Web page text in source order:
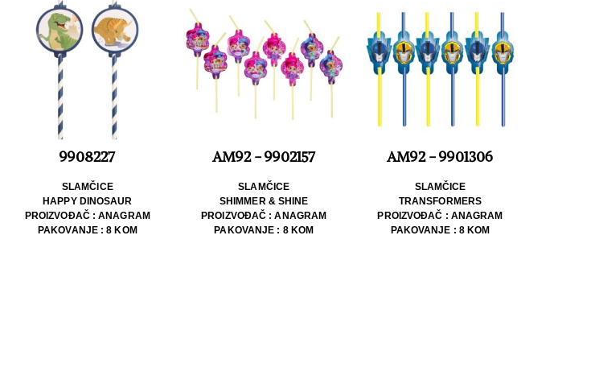
9908227
SLAMČICE
HAPPY DINOSAUR
PROIZVOĐAČ : ANAGRAM
PAKOVANJE : 8 KOM
AM92 - 9902157
SLAMČICE
SHIMMER & SHINE
PROIZVOĐAČ : ANAGRAM
PAKOVANJE : 8 KOM
AM92 - 9901306
SLAMČICE
TRANSFORMERS
PROIZVOĐAČ : ANAGRAM
PAKOVANJE : 8 KOM